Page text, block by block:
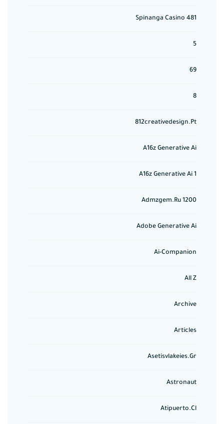
481 Spinanga Casino
5
69
8
812creativedesign.pt
A16z Generative Ai
A16z Generative Ai 1
Admzgem.ru 1200
Adobe Generative Ai
Ai-Companion
All Z
Archive
Articles
Asetisvlakeies.gr
Astronaut
Atipuerto.cl